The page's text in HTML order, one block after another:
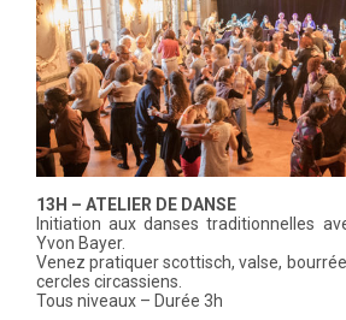
13H – ATELIER DE DANSE
Initiation aux danses traditionnelles
Yvon Bayer.
Venez pratiquer scottisch, valse,
cercles circassiens.
Tous niveaux – Durée 3h